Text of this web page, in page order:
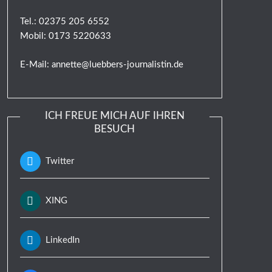
Tel.: 02375 205 6552
Mobil: 0173 5220633
E-Mail: annette@luebbers-journalistin.de
ICH FREUE MICH AUF IHREN
BESUCH
Twitter
XING
LinkedIn